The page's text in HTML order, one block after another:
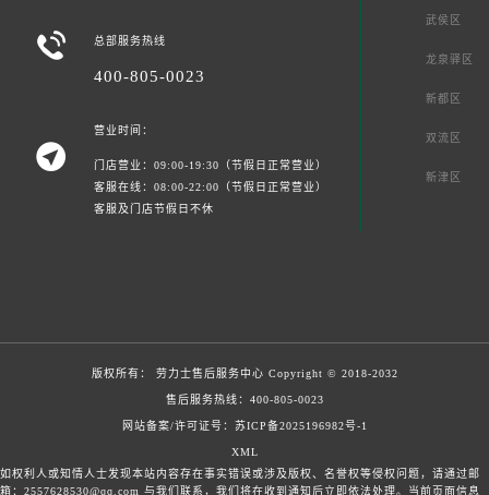
 总部服务热线
400-805-0023

营业时间：
门店营业：09:00-19:30（节假日正常营业）
客服在线：08:00-22:00（节假日正常营业）
客服及门店节假日不休
武侯区
龙泉驿区
新都区
双流区
新津区
版权所有： 劳力士售后服务中心 Copyright © 2018-2032
售后服务热线： 400-805-0023
网站备案/许可证号：苏ICP备2025196982号-1
XML
如权利人或知情人士发现本站内容存在事实错误或涉及版权、名誉权等侵权问题，请通过邮
箱：2557628530@qq.com 与我们联系，我们将在收到通知后立即依法处理。当前页面信息